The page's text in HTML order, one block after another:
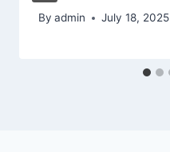
By admin July 18, 2025